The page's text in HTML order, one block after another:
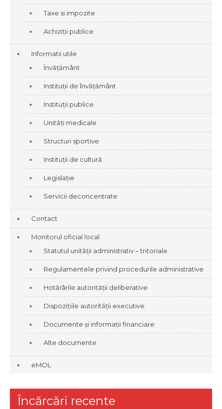
Taxe si impozite
Achiziții publice
Informatii utile
Învățământ
Instituții de învățământ
Instituții publice
Unități medicale
Structuri sportive
Instituții de cultură
Legislație
Servicii deconcentrate
Contact
Monitorul oficial local
Statutul unității administrativ – tritoriale
Regulamentele privind procedurile administrative
Hotărârile autorității deliberative
Dispozițiile autorității executive
Documente și informații financiare
Alte documente
eMOL
Încărcări recente